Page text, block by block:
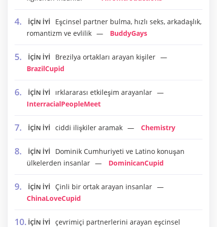
İÇİN İYİ
Eşcinsel partner bulma, hızlı seks, arkadaşlık,
romantizm ve evlilik
BuddyGays
İÇİN İYİ
Brezilya ortakları arayan kişiler
BrazilCupid
İÇİN İYİ
ırklararası etkileşim arayanlar
InterracialPeopleMeet
İÇİN İYİ ciddi ilişkiler aramak Chemistry
İÇİN İYİ
Dominik Cumhuriyeti ve Latino konuşan
ülkelerden insanlar
DominicanCupid
İÇİN İYİ
Çinli bir ortak arayan insanlar
ChinaLoveCupid
İÇİN İYİ
çevrimiçi partnerlerini arayan eşcinsel